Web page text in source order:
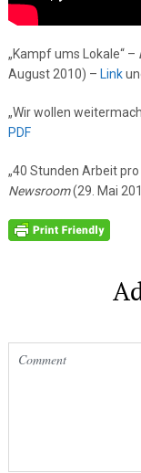
„Kampf ums Lokale“ –
August 2010) – Link
„Wir wollen
PDF
„40 Stunden Arbeit
Newsroom(29. Mai